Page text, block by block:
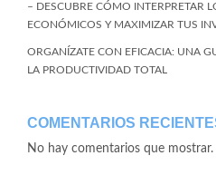
– DESCUBRE CÓMO INTERPRETAR
ECONÓMICOS Y MAXIMIZAR TUS
ORGANÍZATE CON EFICACIA: UNA
LA PRODUCTIVIDAD TOTAL
COMENTARIOS
No hay comentarios que mostrar.